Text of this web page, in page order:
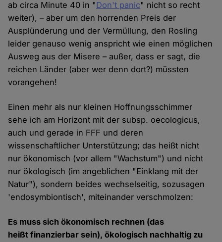
ab circa Minute 40 in "Don't panic" nicht so recht
weiter), – aber um den horrenden Preis der
Ausplünderung und der Vermüllung, den Rosling
leider genauso wenig anspricht wie einen möglichen
Ausweg aus der Misere – außer, dass er sagt, die
reichen Länder (aber wer denn dort?) müssten
vorangehen!
Einen mehr als nur kleinen Hoffnungsschimmer
sehe ich am Horizont mit der subsp. oecologicus,
auch und gerade in FFF und deren
wissenschaftlicher Unterstützung; das heißt nicht
nur ökonomisch (vor allem "Wachstum") und nicht
nur ökologisch (im angeblichen "Einklang mit der
Natur"), sondern beides wechselseitig, sozusagen
'endosymbiontisch', miteinander verschmolzen:
Es muss sich ökonomisch rechnen (das
heißt finanzierbar sein), ökologisch nachhaltig zu